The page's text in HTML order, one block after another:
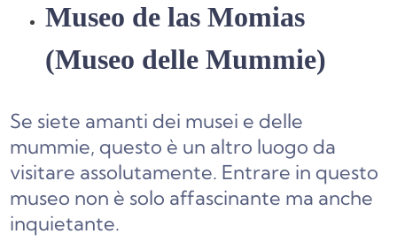
Museo de las Momias
(Museo delle Mummie)
Se siete amanti dei musei e delle
mummie, questo è un altro luogo da
visitare assolutamente. Entrare in questo
museo non è solo affascinante ma anche
inquietante.